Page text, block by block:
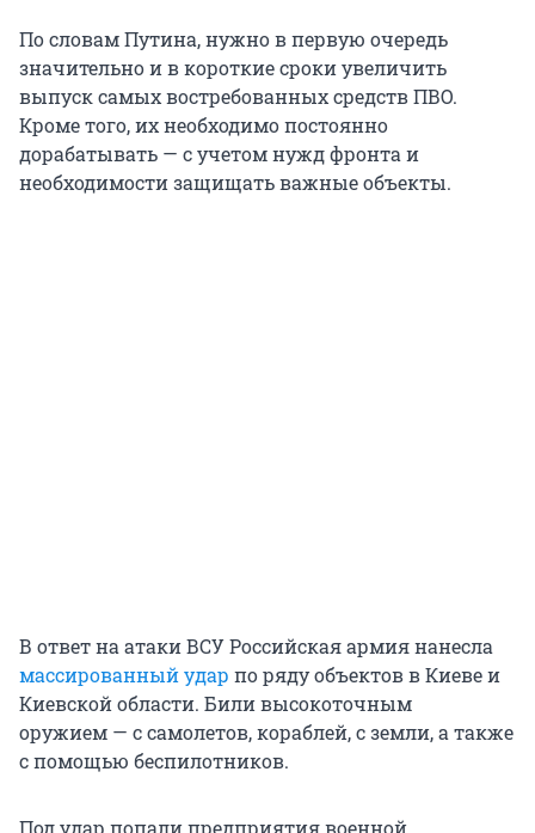
По словам Путина, нужно в первую очередь
значительно и в короткие сроки увеличить
выпуск самых востребованных средств ПВО.
Кроме того, их необходимо постоянно
дорабатывать — с учетом нужд фронта и
необходимости защищать важные объекты.
В ответ на атаки ВСУ Российская армия нанесла
массированный удар по ряду объектов в Киеве и
Киевской области. Били высокоточным
оружием — с самолетов, кораблей, с земли, а также
с помощью беспилотников.
Под удар попали предприятия военной